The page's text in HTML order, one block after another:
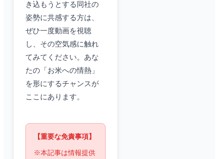
き込もうとする同社の
姿勢に共感する方は、
ぜひ一度動画を視聴
し、その空気感に触れ
てみてください。あな
たの「お米への情熱」
を形にするチャンスが
ここにあります。
【重要な免責事項】
※本記事は情報提供